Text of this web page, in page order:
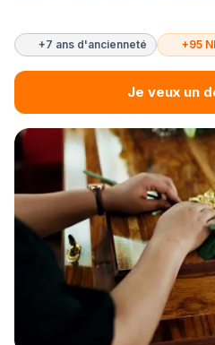
+7 ans d'ancienneté +95
Je veux un